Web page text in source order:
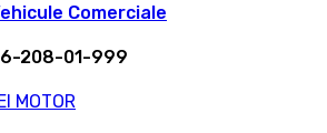
Comerciale
208-01-999
MOTOR